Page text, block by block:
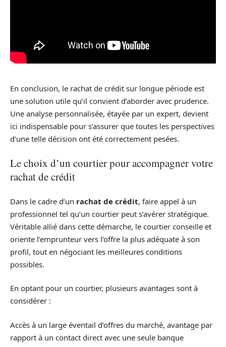
En conclusion, le rachat de crédit sur longue période est
une solution utile qu’il convient d’aborder avec prudence.
Une analyse personnalisée, étayée par un expert, devient
ici indispensable pour s’assurer que toutes les perspectives
d’une telle décision ont été correctement pesées.
Le choix d’un courtier pour accompagner votre
rachat de crédit
Dans le cadre d’un rachat de crédit, faire appel à un
professionnel tel qu’un courtier peut s’avérer stratégique.
Véritable allié dans cette démarche, le courtier conseille et
oriente l’emprunteur vers l’offre la plus adéquate à son
profil, tout en négociant les meilleures conditions
possibles.
En optant pour un courtier, plusieurs avantages sont à
considérer :
Accès à un large éventail d’offres du marché, avantage par
rapport à un contact direct avec une seule banque